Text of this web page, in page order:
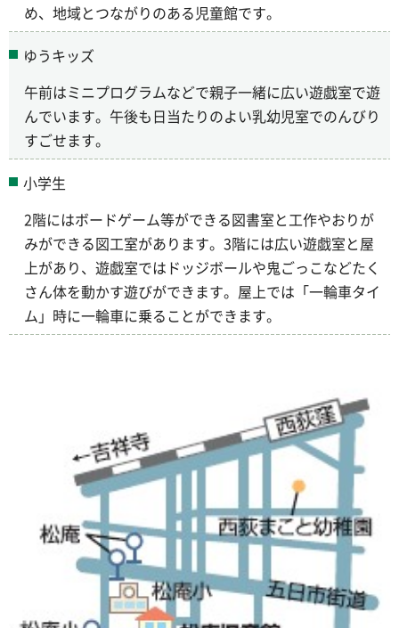
め、地域とつながりのある児童館です。
ゆうキッズ
午前はミニプログラムなどで親子一緒に広い遊戯室で遊
んでいます。午後も日当たりのよい乳幼児室でのんびり
すごせます。
小学生
2階にはボードゲーム等ができる図書室と工作やおりが
みができる図工室があります。3階には広い遊戯室と屋
上があり、遊戯室ではドッジボールや鬼ごっこなどたく
さん体を動かす遊びができます。屋上では「一輪車タイ
ム」時に一輪車に乗ることができます。